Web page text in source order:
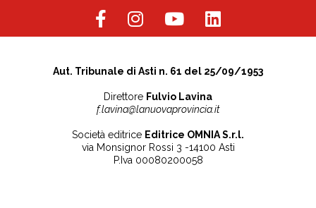
Aut. Tribunale di Asti n. 61 del 25/09/1953
Direttore Fulvio Lavina
f.lavina@lanuovaprovincia.it
Società editrice Editrice OMNIA S.r.l.
via Monsignor Rossi 3 -14100 Asti
P.Iva 00080200058